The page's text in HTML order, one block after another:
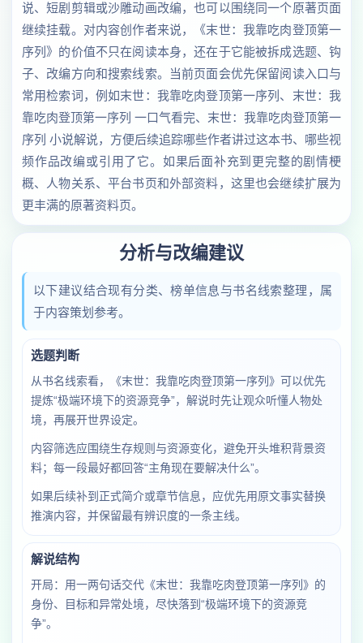
说、短剧剪辑或沙雕动画改编，也可以围绕同一个原著页面
继续挂载。对内容创作者来说，《末世：我靠吃肉登顶第一
序列》的价值不只在阅读本身，还在于它能被拆成选题、钩
子、改编方向和搜索线索。当前页面会优先保留阅读入口与
常用检索词，例如末世：我靠吃肉登顶第一序列、末世：我
靠吃肉登顶第一序列 一口气看完、末世：我靠吃肉登顶第一
序列 小说解说，方便后续追踪哪些作者讲过这本书、哪些视
频作品改编或引用了它。如果后面补充到更完整的剧情梗
概、人物关系、平台书页和外部资料，这里也会继续扩展为
更丰满的原著资料页。
分析与改编建议
以下建议结合现有分类、榜单信息与书名线索整理，属
于内容策划参考。
选题判断
从书名线索看，《末世：我靠吃肉登顶第一序列》可以优先
提炼“极端环境下的资源竞争”，解说时先让观众听懂人物处
境，再展开世界设定。
内容筛选应围绕生存规则与资源变化，避免开头堆积背景资
料；每一段最好都回答“主角现在要解决什么”。
如果后续补到正式简介或章节信息，应优先用原文事实替换
推演内容，并保留最有辨识度的一条主线。
解说结构
开局：用一两句话交代《末世：我靠吃肉登顶第一序列》的
身份、目标和异常处境，尽快落到“极端环境下的资源竞
争”。